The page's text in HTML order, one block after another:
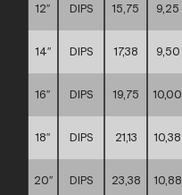
12″ DIPS 15,75 9,25
14″ DIPS 17,38 9,50
16″ DIPS 19,75 10,00
18″ DIPS 21,13 10,38
20″ DIPS 23,38 10,88